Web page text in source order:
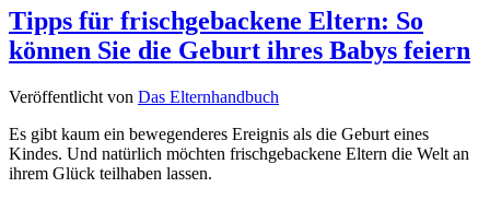
Tipps für frischgebackene Eltern: So
können Sie die Geburt ihres Babys feiern
Veröffentlicht von Das Elternhandbuch
Es gibt kaum ein bewegenderes Ereignis als die Geburt eines
Kindes. Und natürlich möchten frischgebackene Eltern die Welt an
ihrem Glück teilhaben lassen.